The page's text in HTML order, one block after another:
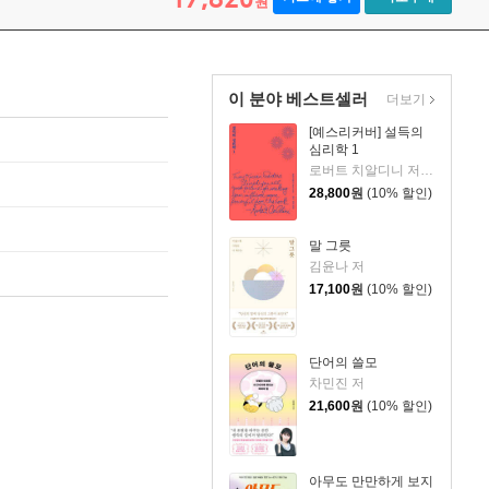
이 분야 베스트셀러
[예스리커버] 설득의
심리학 1
로버트 치알디니 저/황혜숙,임상훈 공역
28,800원 (10% 할인)
말 그릇
김윤나 저
17,100원 (10% 할인)
단어의 쓸모
차민진 저
21,600원 (10% 할인)
아무도 만만하게 보지
더보기